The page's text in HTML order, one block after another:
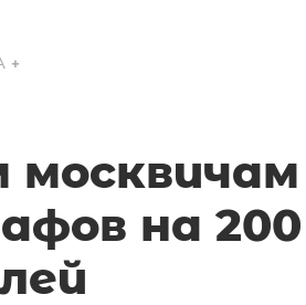
москвичам
на 200